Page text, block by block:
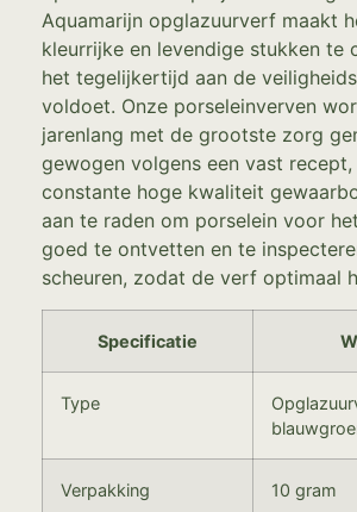
Aquamarijn opglazuurverf maakt
kleurrijke en levendige stukken te
het tegelijkertijd aan de
voldoet. Onze porseleinverven
jarenlang met de grootste zorg
gewogen volgens een vast
constante hoge kwaliteit
aan te raden om porselein voor
goed te ontvetten en te
scheuren, zodat de verf optimaal
Specificatie
Type
Verpakking 10 gram